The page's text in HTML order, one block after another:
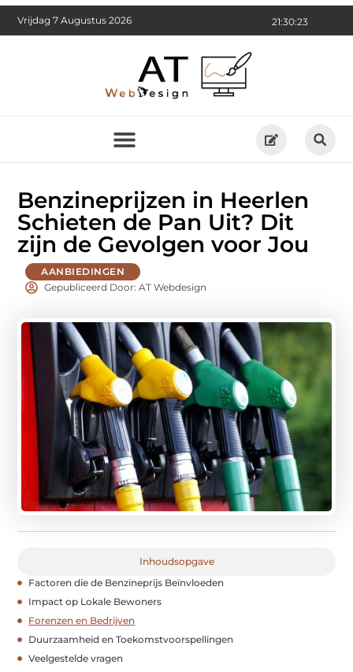
21:30:24
Vrijdag 7 Augustus 2026
Benzineprijzen in Heerlen
Schieten de Pan Uit? Dit
zijn de Gevolgen voor Jou
AANBIEDINGEN
Gepubliceerd Door: AT Webdesign
Inhoudsopgave
Factoren die de Benzineprijs Beïnvloeden
Impact op Lokale Bewoners
Forenzen en Bedrijven
Duurzaamheid en Toekomstvoorspellingen
Veelgestelde vragen